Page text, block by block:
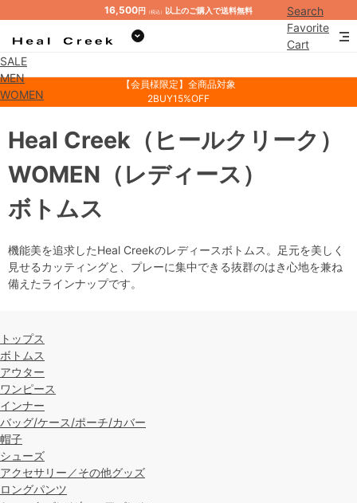
16,500円 （税込） 以上のご購入で送料無料
Search
Favorite
Cart
SALE
MEN
WOMEN
【会員様限定】全商品対象
2BUY15%OFF
ボトムス
Heal Creek （ヒールクリーク）
WOMEN （レディース）
機能美を追求したHeal Creekのレディースボトムス。足元を美しく
見せるカッティングと、プレーに集中できる抜群のはき心地を兼ね
備えたラインナップです。
トップス
ボトムス
アウター
ワンピース
インナー
バッグ/ケース/ポーチ/カバー
帽子
シューズ
アクセサリー／その他グッズ
ロングパンツ